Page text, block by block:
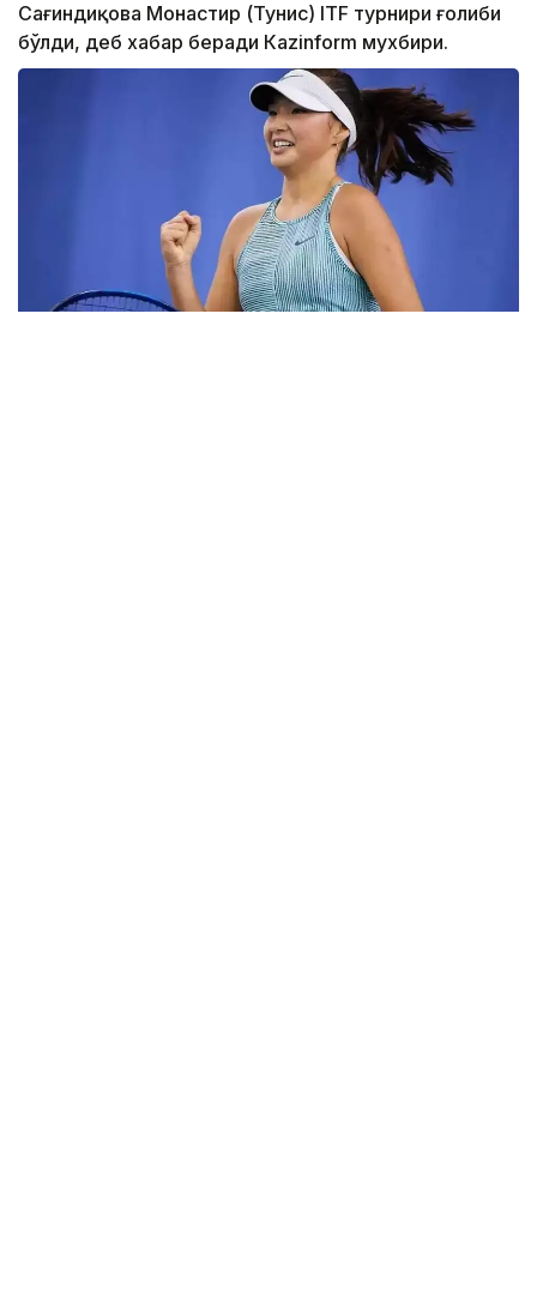
Сағиндиқова Монастир (Тунис) ITF турнири ғолиби
бўлди, деб хабар беради Каzinform мухбири.